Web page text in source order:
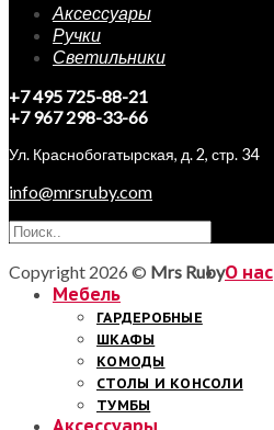
Аксессуары
Ручки
Светильники
+7 495 725-88-21
+7 967 298-33-66
Ул. Краснобогатырская, д. 2, стр. 34
info@mrsruby.com
Copyright 2026 © Mrs RubyО нас
Мебель
ГАРДЕРОБНЫЕ
ШКАФЫ
КОМОДЫ
СТОЛЫ И КОНСОЛИ
ТУМБЫ
Аксессуары